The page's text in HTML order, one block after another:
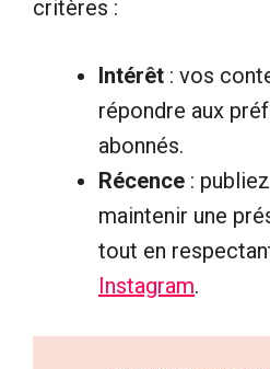
critères :
Intérêt : vos
répondre aux
abonnés.
Récence :
maintenir une
tout en
Instagram.